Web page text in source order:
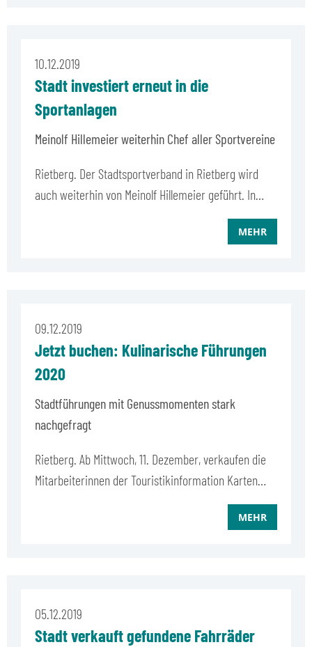
10.12.2019
Stadt investiert erneut in die
Sportanlagen
Meinolf Hillemeier weiterhin Chef aller Sportvereine
Rietberg. Der Stadtsportverband in Rietberg wird
auch weiterhin von Meinolf Hillemeier geführt. In…
MEHR
09.12.2019
Jetzt buchen: Kulinarische Führungen
2020
Stadtführungen mit Genussmomenten stark
nachgefragt
Rietberg. Ab Mittwoch, 11. Dezember, verkaufen die
Mitarbeiterinnen der Touristikinformation Karten…
MEHR
05.12.2019
Stadt verkauft gefundene Fahrräder